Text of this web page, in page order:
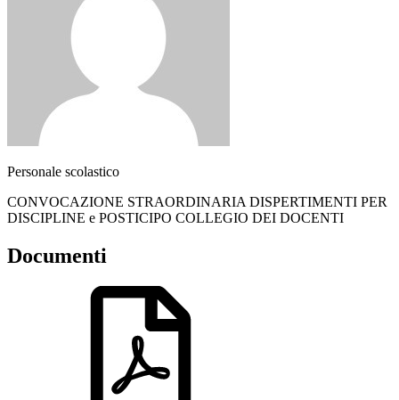
Personale scolastico
CONVOCAZIONE STRAORDINARIA DISPERTIMENTI PER
DISCIPLINE e POSTICIPO COLLEGIO DEI DOCENTI
Documenti